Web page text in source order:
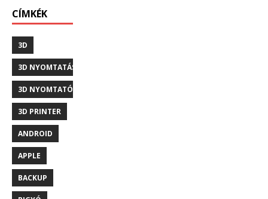
CÍMKÉK
3D
3D NYOMTATÁS
3D NYOMTATÓ
3D PRINTER
ANDROID
APPLE
BACKUP